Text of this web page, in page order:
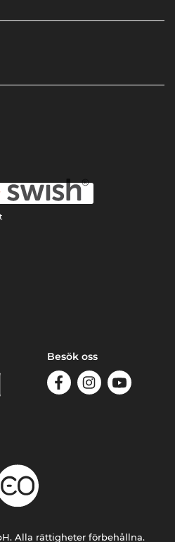
Besök oss
Alla rättigheter förbehållna.